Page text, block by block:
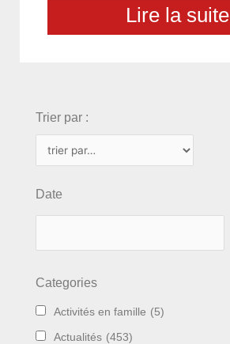
Lire la suite
Trier par :
Date
Categories
Activités en famille (5)
Actualités (453)